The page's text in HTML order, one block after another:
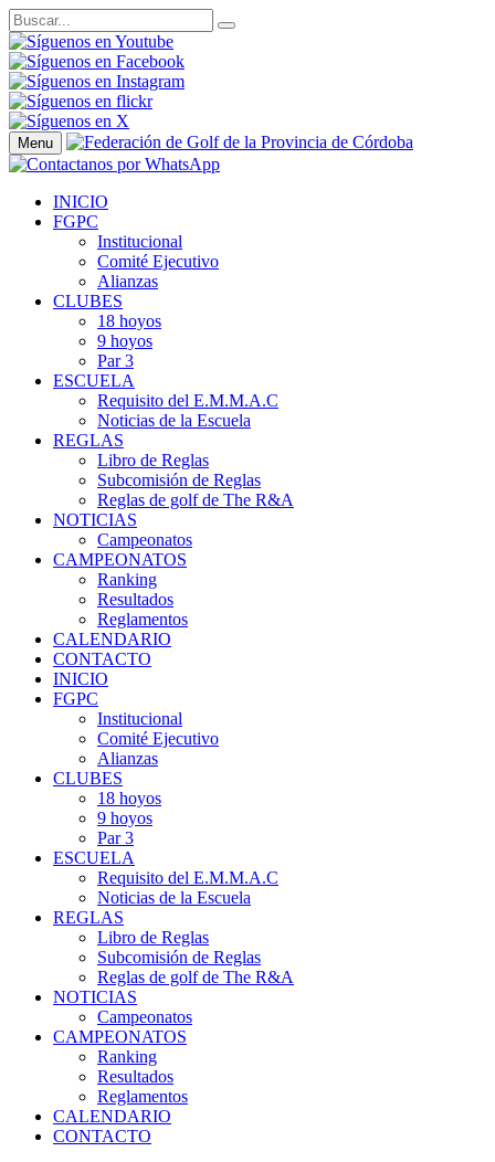
Menu
INICIO
FGPC
Institucional
Comité Ejecutivo
Alianzas
CLUBES
18 hoyos
9 hoyos
Par 3
ESCUELA
Requisito del E.M.M.A.C
Noticias de la Escuela
REGLAS
Libro de Reglas
Subcomisión de Reglas
Reglas de golf de The R&A
NOTICIAS
Campeonatos
CAMPEONATOS
Ranking
Resultados
Reglamentos
CALENDARIO
CONTACTO
INICIO
FGPC
Institucional
Comité Ejecutivo
Alianzas
CLUBES
18 hoyos
9 hoyos
Par 3
ESCUELA
Requisito del E.M.M.A.C
Noticias de la Escuela
REGLAS
Libro de Reglas
Subcomisión de Reglas
Reglas de golf de The R&A
NOTICIAS
Campeonatos
CAMPEONATOS
Ranking
Resultados
Reglamentos
CALENDARIO
CONTACTO